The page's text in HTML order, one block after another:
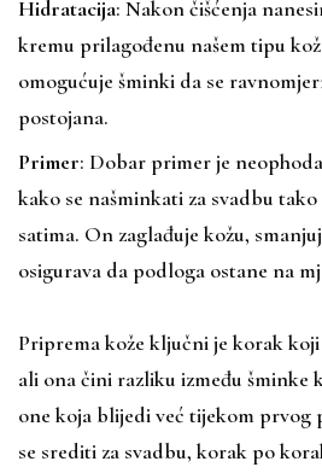
Hidratacija: Nakon čišćenja
kremu prilagođenu našem tipu
omogućuje šminki da se
postojana.
Primer: Dobar primer je
kako se našminkati za svadbu
satima. On zaglađuje kožu,
osigurava da podloga ostane na
Priprema kože ključni je korak
ali ona čini razliku između šminke
one koja blijedi već tijekom prvog
se srediti za svadbu, korak po